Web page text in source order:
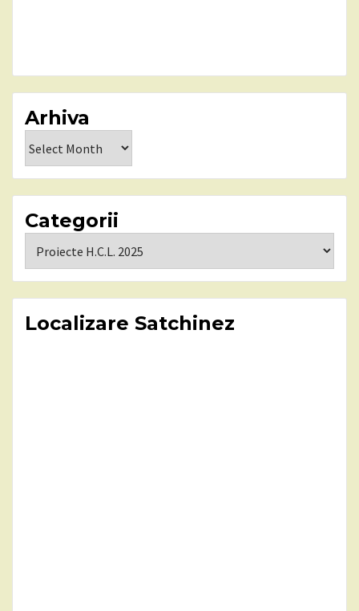
Arhiva
Categorii
Localizare Satchinez